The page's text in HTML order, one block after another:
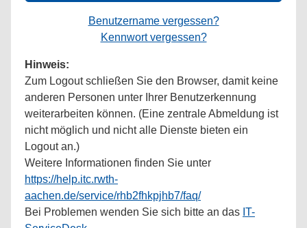
Benutzername vergessen?
Kennwort vergessen?
Hinweis:
Zum Logout schließen Sie den Browser, damit keine
anderen Personen unter Ihrer Benutzerkennung
weiterarbeiten können. (Eine zentrale Abmeldung ist
nicht möglich und nicht alle Dienste bieten ein
Logout an.)
Weitere Informationen finden Sie unter
https://help.itc.rwth-
aachen.de/service/rhb2fhkpjhb7/faq/
Bei Problemen wenden Sie sich bitte an das IT-